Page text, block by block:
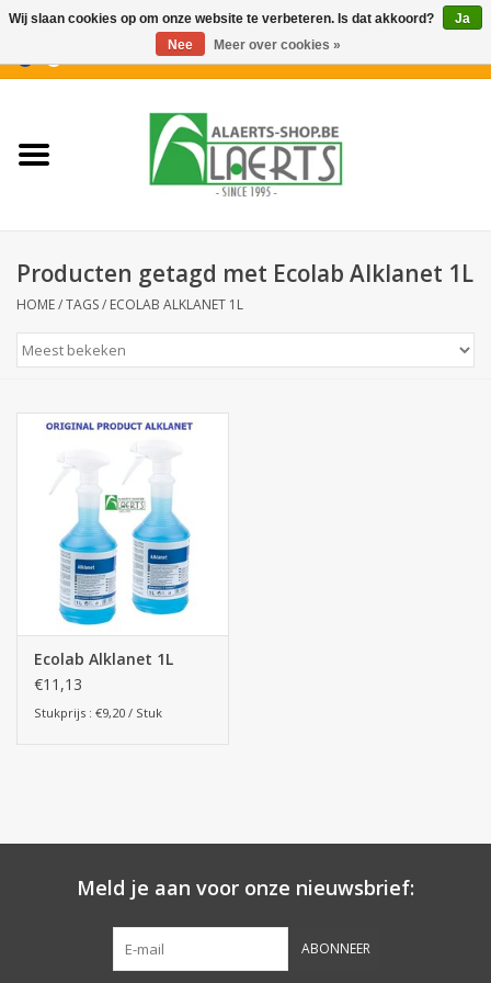
Nieuwigheden
Confiserie
Dranken
Aperitiefkoekjes
Botanicals
Snoeppot-Snoep
Kassarollen
Cleaning-producten
Koffiemachines
Kantoorbenodigdheden
Producten getagd met Ecolab Alklanet 1L
HOME/TAGS/ ECOLAB ALKLANET 1L
Ecolab Alklanet 1L
€11,13
Stukprijs : €9,20 / Stuk
Meld je aan voor onze nieuwsbrief:
ABONNEER
Wij slaan cookies op om onze website te verbeteren. Is dat akkoord?
Ja
Nee
Meer over cookies »